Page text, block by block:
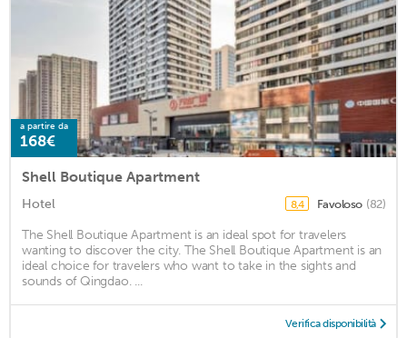
a partire da
168€
Shell Boutique Apartment
Hotel 8,4 Favoloso (82)
The Shell Boutique Apartment is an ideal spot for travelers
wanting to discover the city. The Shell Boutique Apartment is an
ideal choice for travelers who want to take in the sights and
sounds of Qingdao. ...
Verifica disponibilità